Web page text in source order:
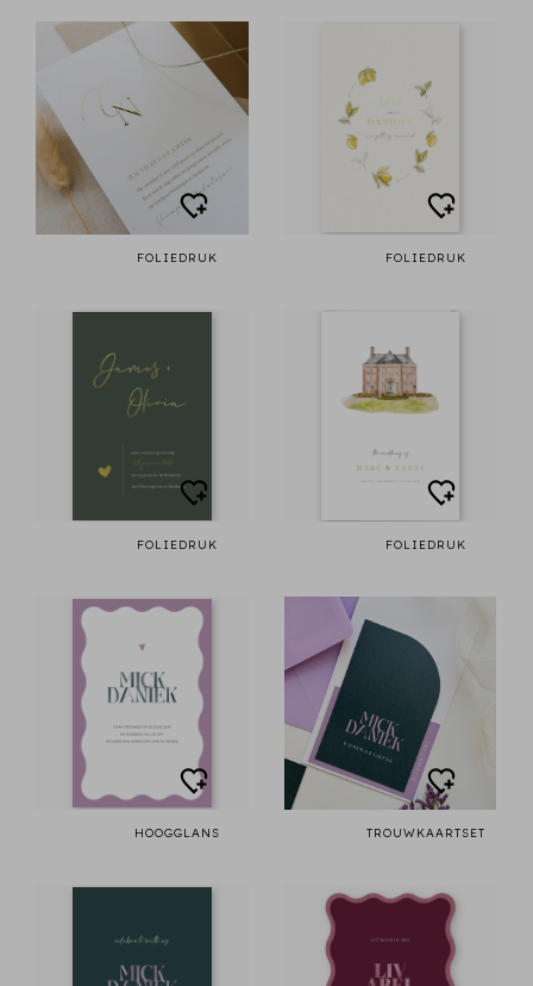
FOLIEDRUK FOLIEDRUK
FOLIEDRUK FOLIEDRUK
HOOGGLANS TROUWKAARTSET